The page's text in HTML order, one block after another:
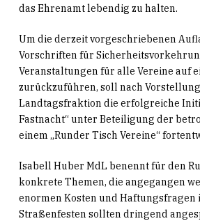
das Ehrenamt lebendig zu halten.
Um die derzeit vorgeschriebenen
Vorschriften für
Veranstaltungen für alle Vereine auf
zurückzuführen, soll nach
Landtagsfraktion die erfolgreiche
Fastnacht“ unter Beteiligung der
einem „Runder Tisch Vereine“
Isabell Huber MdL benennt für den
konkrete Themen, die angegangen
enormen Kosten und Haftungsfragen
Straßenfesten sollten dringend